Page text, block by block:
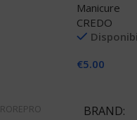
Manicure
CREDO
€5.00
BRAND